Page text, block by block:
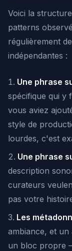
Voici la
patterns
régulièrement
indépendantes :
Une phrase
spécifique qui y
vous aviez
style de
lourdes, c'est
Une phrase
description
curateurs
pas votre
Les
ambiance, et un
un bloc propre